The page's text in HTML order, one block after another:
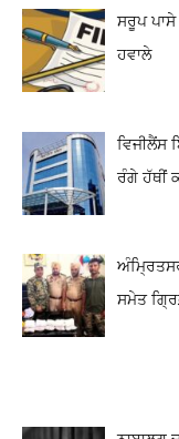
ਸਰੂਪ
ਹਵਾਲੇ
ਵਿਜੀਲੈਂਸ
ਰੰਗੇ ਹੱਥੀਂ
ਸਮੇਤ